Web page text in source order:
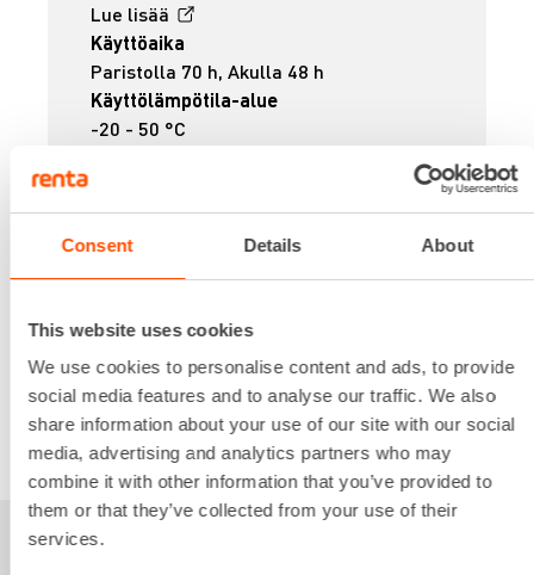
Consent Details About
This website uses cookies
We use cookies to personalise content and ads, to provide
social media features and to analyse our traffic. We also
share information about your use of our site with our social
media, advertising and analytics partners who may
combine it with other information that you’ve provided to
them or that they’ve collected from your use of their
services.
Lue lisää
Käyttöaika
Paristolla 70 h, Akulla 48 h
Käyttölämpötila-alue
-20 - 50 °C
Tarkkuus
±0.5 mm arvossa 10 m
Ensimmäinen pv 81,31 €/ pv
Kuukausi
Alv 0 %
VUOKRAA